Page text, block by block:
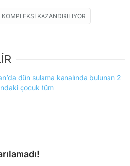
KOMPLEKSI KAZANDIRILIYOR